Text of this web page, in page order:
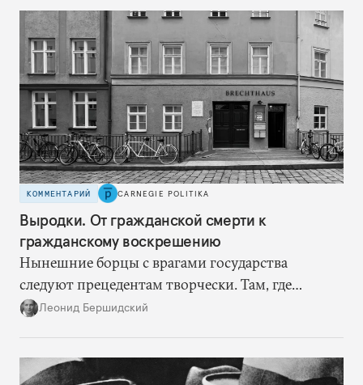
КОММЕНТАРИЙ CARNEGIE POLITIKA
Выродки. От гражданской смерти к
гражданскому воскрешению
Нынешние борцы с врагами государства
следуют прецедентам творчески. Там, где
нацисты торопились в революционном угаре,
сериям ограничений и перекрывая вскрывшиеся
Леонид Бершидский